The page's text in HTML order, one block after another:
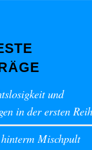
und
in der ersten
Mischpult